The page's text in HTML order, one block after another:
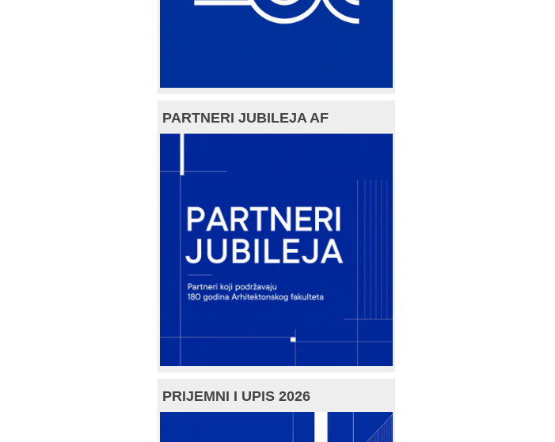
PARTNERI JUBILEJA AF
PRIJEMNI I UPIS 2026